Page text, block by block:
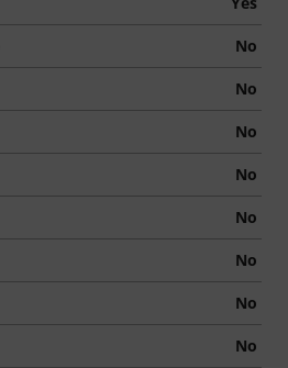
No
No
No
No
No
No
No
No